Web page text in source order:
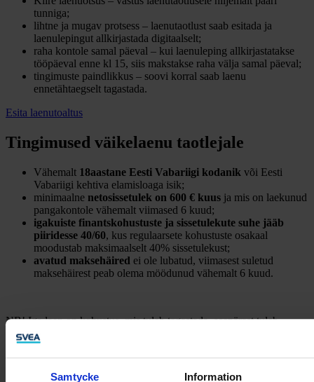
Samtycke Information
tunniga;
lihtne ja mugav protsess – laenutaotlust saab esitada ja
laenulepingut allkirjastada digitaalselt;
raha kontole samal päeval – kui laenuleping allkirjastatakse
tööpäeval enne kl 15, siis makstakse raha välja samal päeval;
tingimuste paindlikkus – soovi korral saab laenu
ennetähtaegselt tagastada.
Esita laenutoaltus
Tingimused väikelaenu taotlejale
Vähemalt 18aastane Eesti Vabariigi kodanik või Eesti
Vabariigi kehtiva elamisloaga isik;
minimaalne netosissetulek on 600 € kuus ja mis on laekunud
pangakontole vähemalt viimased 6 kuud;
igakuiste finantskohustuste ja sissetulekute suhe jääb
piiridesse 40/60, kus regulaarsete kohustuste osakaal
moodustab maksimaalselt 40% sissetulekust;
avatud maksehäired ei ole lubatud, viimasest suletud
maksehäirest peab olema möödunud vähemalt 6 kuud.
NB! Iga laen on kohustus, mis tuleb tagastada, seepärast tuleb
laenuotsus põhjalikult läbi kaaluda. Finantsteenuse pakkuja on Svea
Finance AS. Enne lepingu sõlmimist tutvu teenuse tingimustega
svea.ee, vajadusel konsulteeri meie spetsialistiga.